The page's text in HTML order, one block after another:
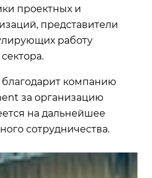
проектных и
представители
работу
компанию
за организацию
на дальнейшее
сотрудничества.